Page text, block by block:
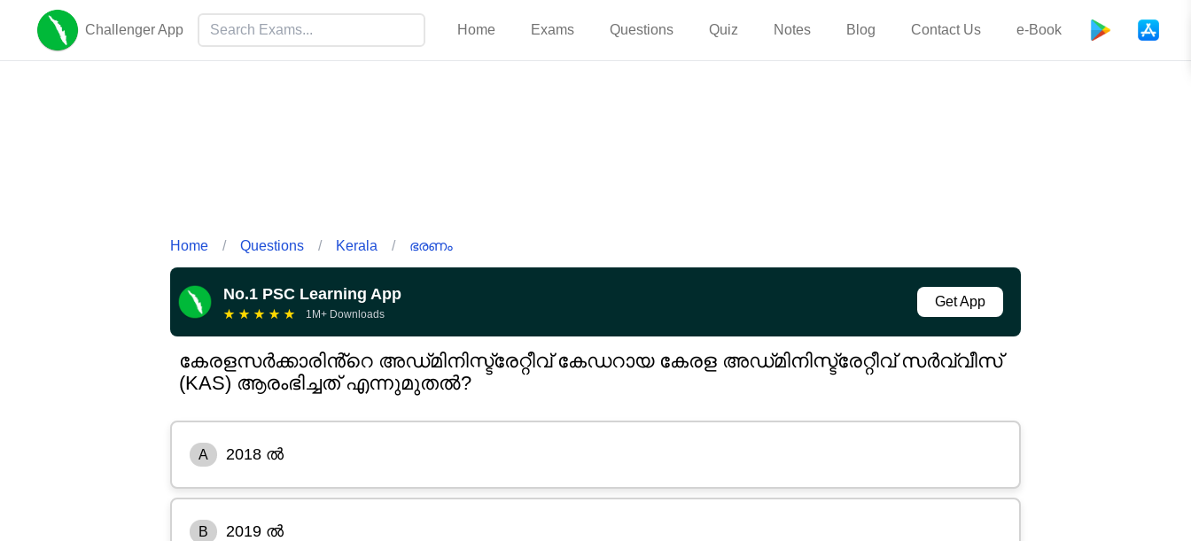
Challenger App Home Exams Questions Quiz Notes Blog Contact Us e-Book
Home / Questions / Kerala / ഭരണം
No.1 PSC Learning App
★ ★ ★ ★ ★ 1M+ Downloads
Get App
കേരളസർക്കാരിൻ്റെ അഡ്‌മിനിസ്ട്രേറ്റീവ് കേഡറായ കേരള അഡ്‌മിനിസ്ട്രേറ്റീവ് സർവ്വീസ്
(KAS) ആരംഭിച്ചത് എന്നുമുതൽ?
A 2018 ൽ
B 2019 ൽ